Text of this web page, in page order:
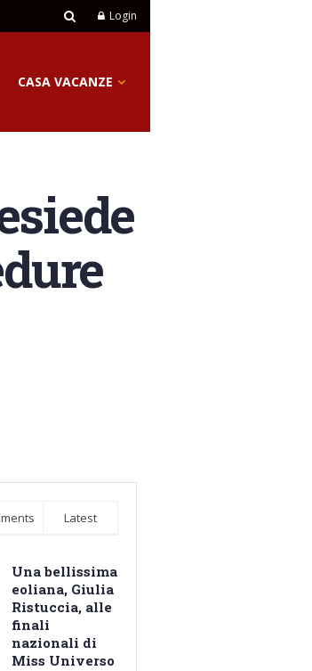
Login
CASA VACANZE
Latest
Una bellissima
eoliana, Giulia
Ristuccia, alle
finali
nazionali di
Miss Universo